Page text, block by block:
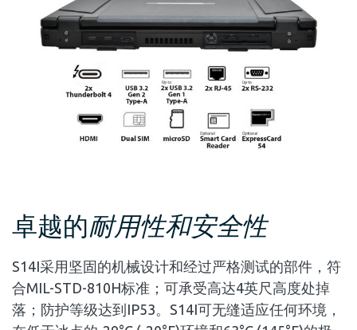
卓越的耐用性和安全性
S14I采用坚固的机械设计和经过严格测试的部件，符
合MIL-STD-810H标准；可承受高达4英尺高度处掉
落；防护等级达到IP53。S14I可无缝适应任何环境，